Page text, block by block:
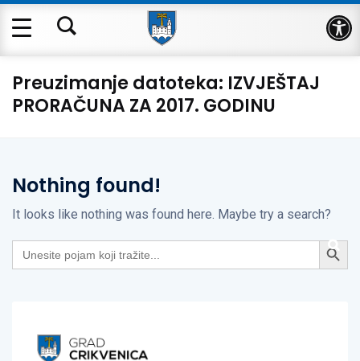
Preuzimanje datoteka: IZVJEŠTAJ
PRORAČUNA ZA 2017. GODINU
Nothing found!
It looks like nothing was found here. Maybe try a search?
Search
for:
Search Button